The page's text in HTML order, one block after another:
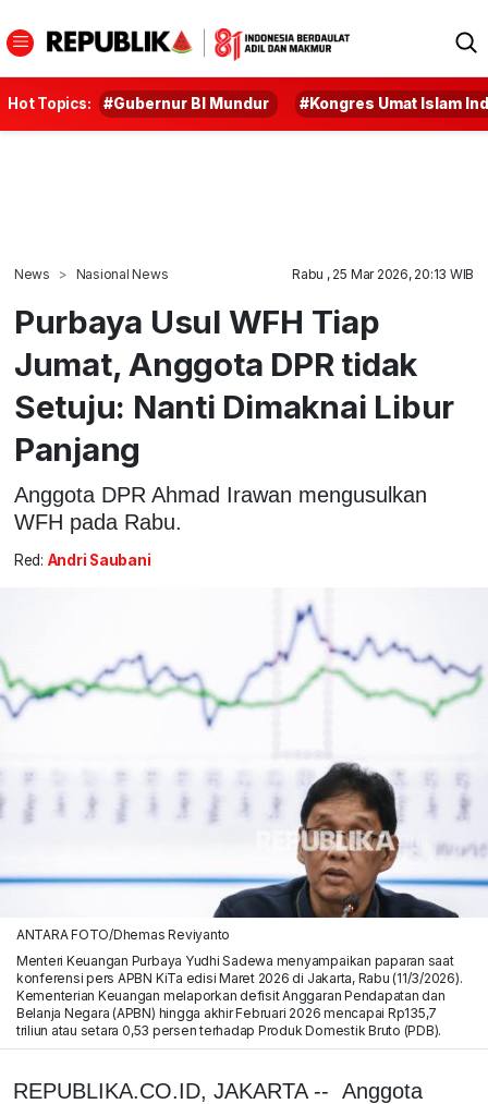
Hot Topics: #Gubernur BI Mundur #Kongres Umat Islam
News Nasional News Rabu , 25 Mar 2026, 20:13 WIB
Purbaya Usul WFH Tiap
Jumat, Anggota DPR tidak
Setuju: Nanti Dimaknai Libur
Panjang
Anggota DPR Ahmad Irawan mengusulkan
WFH pada Rabu.
Red: Andri Saubani
ANTARA FOTO/Dhemas Reviyanto
Menteri Keuangan Purbaya Yudhi Sadewa menyampaikan paparan saat
konferensi pers APBN KiTa edisi Maret 2026 di Jakarta, Rabu (11/3/2026).
Kementerian Keuangan melaporkan defisit Anggaran Pendapatan dan
Belanja Negara (APBN) hingga akhir Februari 2026 mencapai Rp135,7
triliun atau setara 0,53 persen terhadap Produk Domestik Bruto (PDB).
REPUBLIKA.CO.ID, JAKARTA -- Anggota